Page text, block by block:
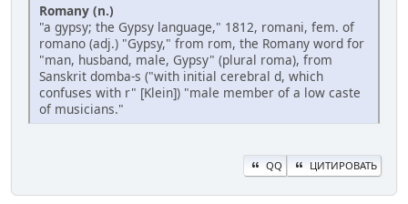
Romany (n.)
"a gypsy; the Gypsy language," 1812, romani, fem. of
romano (adj.) "Gypsy," from rom, the Romany word for
"man, husband, male, Gypsy" (plural roma), from
Sanskrit domba-s ("with initial cerebral d, which
confuses with r" [Klein]) "male member of a low caste
of musicians."
QQ ЦИТИРОВАТЬ